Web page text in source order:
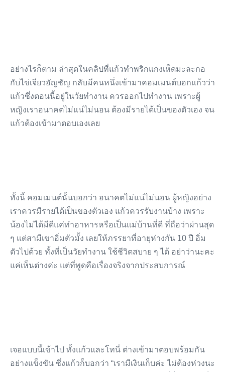
อย่างไรก็ตาม ล่าสุดในคลิปที่แก้วทำพริกแกงเห็ดมะละกอ
กับไข่เจียวอัญชัญ กลับมีคนหนึ่งเข้ามาคอมเมนต์บอกแก้วว่า
แก้วซึ่งตอนนี้อยู่ในวัยทำงาน ควรออกไปทำงาน เพราะผู้
หญิงเราอนาคตไม่แน่ไม่นอน ต้องมีรายได้เป็นของตัวเอง จน
แก้วต้องเข้ามาตอบเองเลย
ทั้งนี้ คอมเมนต์นั้นบอกว่า อนาคตไม่แน่ไม่นอน ผู้หญิงอย่าง
เราควรมีรายได้เป็นของตัวเอง แก้วควรรับงานบ้าง เพราะ
น้องไม่ได้มีดีแค่ทำอาหารหรือเป็นแม่บ้านที่ดี ที่ถือว่าผ่านสุด
ๆ แต่สามีเขาอิ่มตัวมั้ง เลยให้ภรรยาที่อายุห่างกัน 10 ปี อิ่ม
ตัวไปด้วย ทั้งที่เป็นวัยทำงาน ใช้ชีวิตสบาย ๆ ได้ อย่าว่านะคะ
แค่เห็นต่างค่ะ แต่ที่พูดคือเรื่องจริงจากประสบการณ์
เจอแบบนี้เข้าไป ทั้งแก้วและโทนี่ ต่างเข้ามาตอบพร้อมกัน
อย่างแข็งขัน ซึ่งแก้วก็บอกว่า “เรามีเงินเก็บค่ะ ไม่ต้องห่วงนะ